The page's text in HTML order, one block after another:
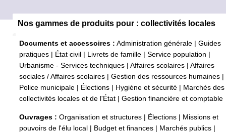
Nos gammes de produits pour : collectivités locales
Documents et accessoires : Administration générale
Guides
pratiques
État civil Livrets de famille Service population
Urbanisme - Services techniques
Affaires scolaires
Affaires
sociales / Affaires scolaires
Gestion des ressources humaines
Police municipale
Élections Hygiène et sécurité
Marchés des
collectivités locales et de l'État
Gestion financière et comptable
Ouvrages : Organisation et structures Élections
Missions et
pouvoirs de l'élu local
Budget et finances Marchés publics